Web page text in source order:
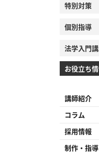
特別対策
個別指導
法学入門
お役立ち
講師紹介
コラム
採用情報
制作・指